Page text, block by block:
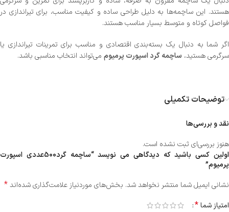
هستند. این ساچمه‌ها به دلیل طراحی ساده و کیفیت مناسب، برای تیراندازی در
فواصل کوتاه و متوسط بسیار مناسب هستند.
اگر شما به دنبال یک بسته‌بندی اقتصادی و مناسب برای تمرینات تیراندازی یا
سرگرمی هستید، ساچمه گرد اسپورت پرمیوم می‌تواند انتخاب مناسبی باشد.
توضیحات تکمیلی
نقد و بررسی‌ها
هنوز بررسی‌ای ثبت نشده است.
اولین کسی باشید که دیدگاهی می نویسد “ساچمه گرد500عددی اسپورت
پرمیوم”
نشانی ایمیل شما منتشر نخواهد شد. بخش‌های موردنیاز علامت‌گذاری شده‌اند*
امتیاز شما*